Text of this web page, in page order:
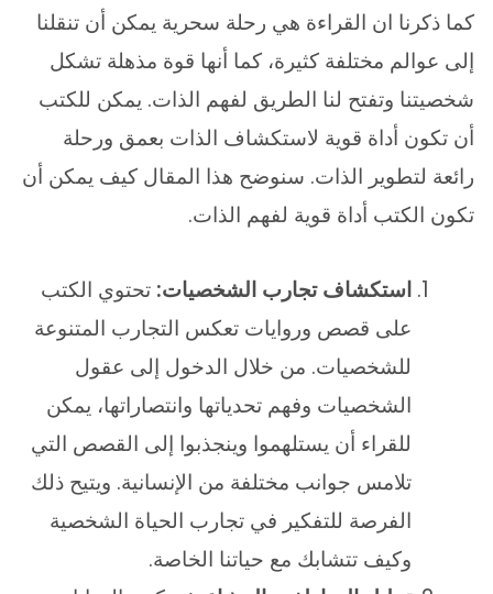
كما ذكرنا ان القراءة هي رحلة سحرية يمكن أن تنقلنا
إلى عوالم مختلفة كثيرة، كما أنها قوة مذهلة تشكل
شخصيتنا وتفتح لنا الطريق لفهم الذات. يمكن للكتب
أن تكون أداة قوية لاستكشاف الذات بعمق ورحلة
رائعة لتطوير الذات. سنوضح هذا المقال كيف يمكن أن
تكون الكتب أداة قوية لفهم الذات.
استكشاف تجارب الشخصيات:تحتوي الكتب
على قصص وروايات تعكس التجارب المتنوعة
للشخصيات. من خلال الدخول إلى عقول
الشخصيات وفهم تحدياتها وانتصاراتها، يمكن
للقراء أن يستلهموا وينجذبوا إلى القصص التي
تلامس جوانب مختلفة من الإنسانية. ويتيح ذلك
الفرصة للتفكير في تجارب الحياة الشخصية
وكيف تتشابك مع حياتنا الخاصة.